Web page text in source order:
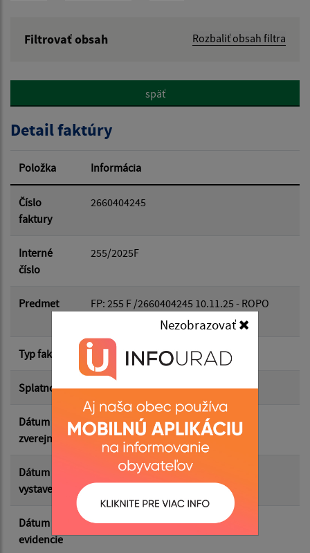
Nezobrazovať
Filtrovať obsah
Rozbaliť obsah filtra
Hľadať v:
Dátum od:
Dátum do:
Suma od:
Filtrovať Reset
späť
Detail faktúry
Položka Informácia
Číslo
faktury
2660404245
Interné
číslo
255/2025F
Predmet
FP: 255 F /2660404245 10.11.25 - ROPO
Typ faktúry dodávateľská
Splatnosť 21.11.2025
Dátum
zverejnenia
09.06.2026
Dátum
vystavenia
01.01.2026
Dátum
evidencie
10.11.2025